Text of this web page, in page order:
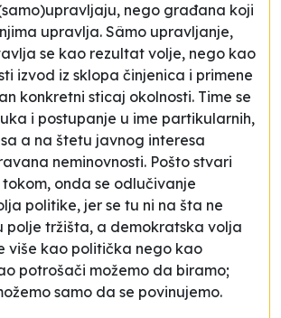
nego građana koji
upravlja. Sâmo upravljanje,
se kao rezultat volje, nego kao
izvod iz sklopa činjenica i primene
konkretni sticaj okolnosti. Time se
i postupanje u ime partikularnih,
a na štetu javnog interesa
neminovnosti. Pošto stvari
onda se odlučivanje
politike, jer se tu ni na šta ne
polje tržišta, a demokratska volja
više kao politička nego kao
potrošači možemo da biramo;
samo da se povinujemo.